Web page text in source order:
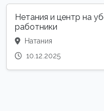
Нетания и центр на
работники
Натания
10.12.2025